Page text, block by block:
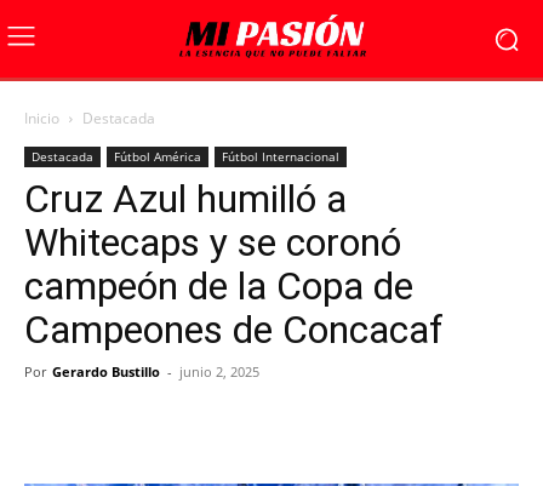
Inicio Destacada
Destacada Fútbol América Fútbol Internacional
Cruz Azul humilló a
Whitecaps y se coronó
campeón de la Copa de
Campeones de Concacaf
Por Gerardo Bustillo - junio 2, 2025